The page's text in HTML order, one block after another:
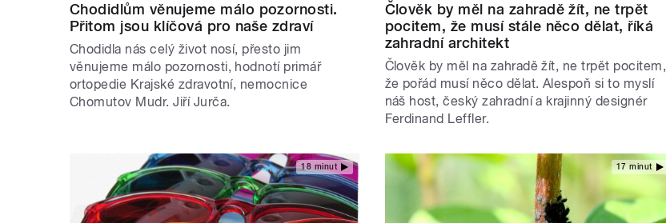
Chodidlům věnujeme málo pozornosti.
Přitom jsou klíčová pro naše zdraví
Chodidla nás celý život nosí, přesto jim
věnujeme málo pozornosti, hodnotí primář
ortopedie Krajské zdravotní, nemocnice
Chomutov Mudr. Jiří Jurča.
Člověk by měl na zahradě žít, ne trpět
pocitem, že musí stále něco dělat, říká
zahradní architekt
Člověk by měl na zahradě žít, ne trpět pocitem,
že pořád musí něco dělat. Alespoň si to myslí
náš host, český zahradní a krajinný designér
Ferdinand Leffler.
18 minut 17 minut